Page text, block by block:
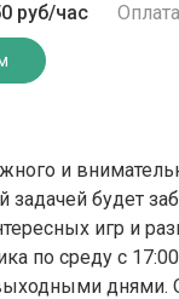
руб/час
и
задачей будет
игр и
по среду с
днями.